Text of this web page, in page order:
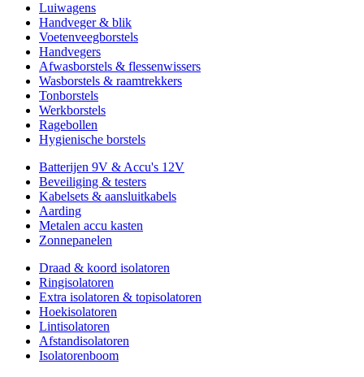
Luiwagens
Handveger & blik
Voetenveegborstels
Handvegers
Afwasborstels & flessenwissers
Wasborstels & raamtrekkers
Tonborstels
Werkborstels
Ragebollen
Hygienische borstels
Batterijen 9V & Accu's 12V
Beveiliging & testers
Kabelsets & aansluitkabels
Aarding
Metalen accu kasten
Zonnepanelen
Draad & koord isolatoren
Ringisolatoren
Extra isolatoren & topisolatoren
Hoekisolatoren
Lintisolatoren
Afstandisolatoren
Isolatorenboom